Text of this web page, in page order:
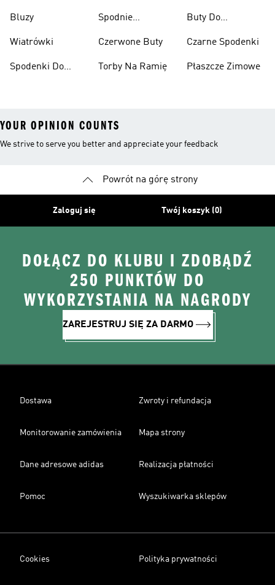
Bluzy
Wiatrówki
Spodenki Do
Spodnie
Czerwone Buty
Torby Na Ramię
Buty Do
Czarne Spodenki
Płaszcze Zimowe
YOUR OPINION COUNTS
We strive to serve you better and appreciate your feedback
Powrót na górę strony
Zaloguj się Twój koszyk (0)
DOŁĄCZ DO KLUBU I ZDOBĄDŹ
250 PUNKTÓW DO
WYKORZYSTANIA NA NAGRODY
ZAREJESTRUJ SIĘ ZA DARMO
Dostawa Zwroty i refundacja
Monitorowanie zamówienia Mapa strony
Dane adresowe adidas Realizacja płatności
Pomoc Wyszukiwarka sklepów
Cookies Polityka prywatności